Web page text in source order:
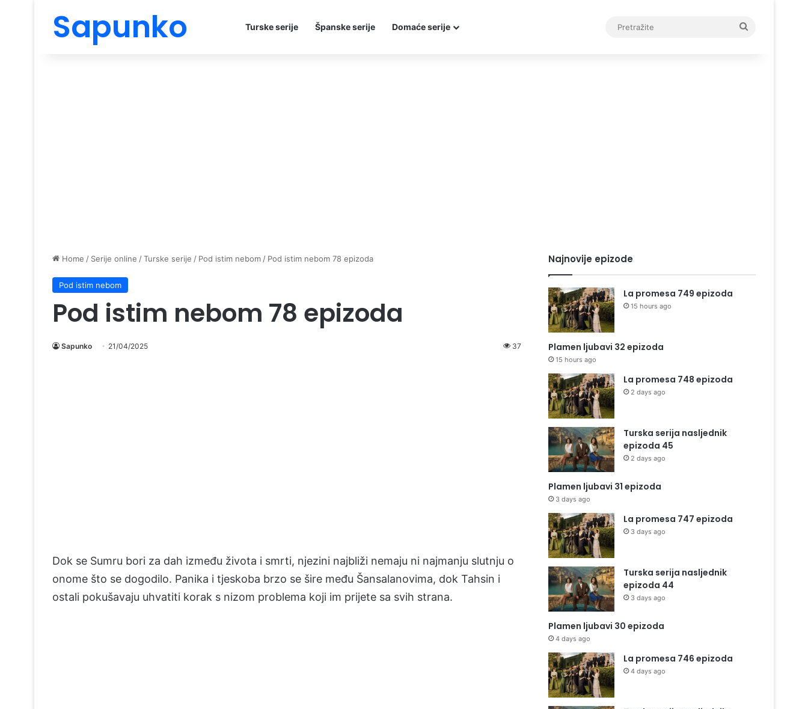
Sapunko Turske serije Španske serije Domaće serije
Home / Serije online /Turske serije / Pod istim nebom / Pod istim nebom 78 epizoda
Pod istim nebom
Pod istim nebom 78 epizoda
Sapunko 21/04/2025 37
Dok se Sumru bori za dah između života i smrti, njezini najbliži nemaju ni najmanju slutnju o
onome što se dogodilo. Panika i tjeskoba brzo se šire među Šansalanovima, dok Tahsin i
ostali pokušavaju uhvatiti korak s nizom problema koji im prijete sa svih strana.
Najnovije epizode
La promesa 749 epizoda
15 hours ago
Plamen ljubavi 32 epizoda
15 hours ago
La promesa 748 epizoda
2 days ago
Turska serija nasljednik
epizoda 45
2 days ago
Plamen ljubavi 31 epizoda
3 days ago
La promesa 747 epizoda
3 days ago
Turska serija nasljednik
epizoda 44
3 days ago
Plamen ljubavi 30 epizoda
4 days ago
La promesa 746 epizoda
4 days ago